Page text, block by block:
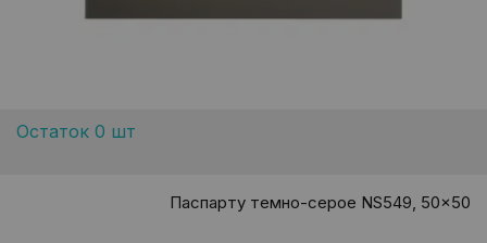
Остаток 0 шт
Паспарту темно-серое NS549, 50x50